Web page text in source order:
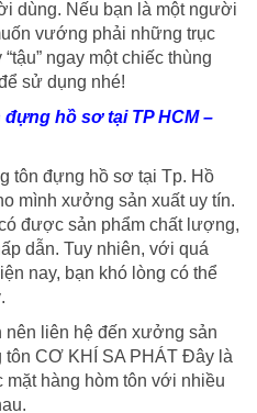
dùng. Nếu bạn là một người
vướng phải những trục
ngay một chiếc thùng
sử dụng nhé!
hồ sơ tại TP HCM –
tôn đựng hồ sơ tại Tp. Hồ
mình xưởng sản xuất uy tín.
được sản phẩm chất lượng,
dẫn. Tuy nhiên, với quá
nay, bạn khó lòng có thể
nên liên hệ đến xưởng sản
CƠ KHÍ SA PHÁT Đây là
hàng hòm tôn với nhiều